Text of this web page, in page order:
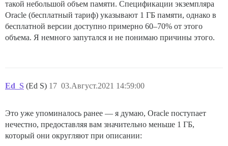
такой небольшой объем памяти. Спецификации экземпляра
Oracle (бесплатный тариф) указывают 1 ГБ памяти, однако в
бесплатной версии доступно примерно 60–70% от этого
объема. Я немного запутался и не понимаю причины этого.
Ed_S (Ed S) 03.Август.2021 14:59:00
17
Это уже упоминалось ранее — я думаю, Oracle поступает
нечестно, предоставляя вам значительно меньше 1 ГБ,
который они округляют при описании: